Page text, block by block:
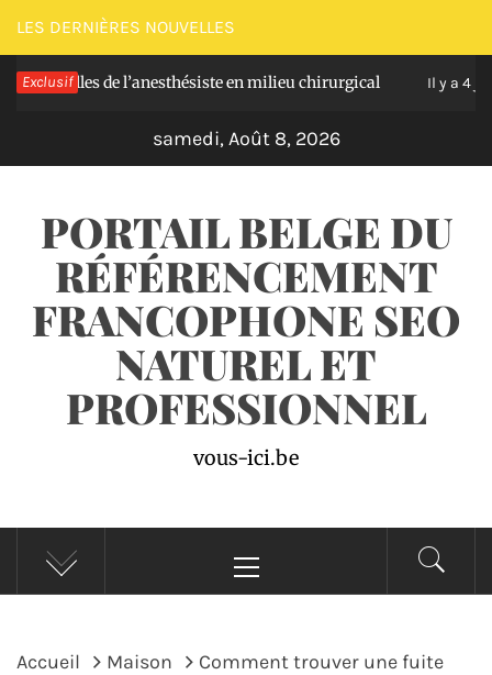
Passer
au
contenu
LES DERNIÈRES NOUVELLES
Exclusif
de l’anesthésiste en milieu chirurgical Il y a 4 jours
samedi, Août 8, 2026
PORTAIL BELGE DU
RÉFÉRENCEMENT
FRANCOPHONE SEO
NATUREL ET
PROFESSIONNEL
vous-ici.be
principal
Accueil Maison
Comment trouver une fuite